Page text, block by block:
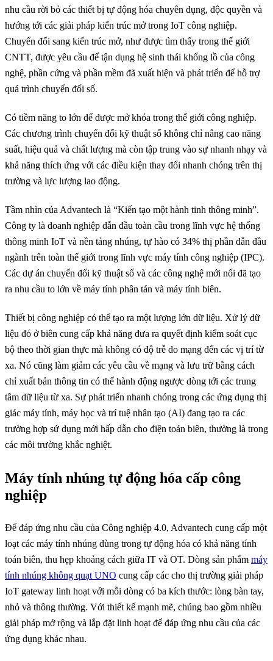
nhu cầu rời bỏ các thiết bị tự động hóa chuyên dụng, độc quyền và
hướng tới các giải pháp kiến trúc mở trong IoT công nghiệp.
Chuyển đổi sang kiến trúc mở, như được tìm thấy trong thế giới
CNTT, được yêu cầu để tận dụng hệ sinh thái khổng lồ của công
nghệ, phần cứng và phần mềm đã xuất hiện và phát triển để hỗ trợ
quá trình chuyển đổi số.
Có tiềm năng to lớn để được mở khóa trong thế giới công nghiệp.
Các chương trình chuyển đổi kỹ thuật số không chỉ nâng cao năng
suất, hiệu quả và chất lượng mà còn tập trung vào sự nhanh nhạy và
khả năng thích ứng với các điều kiện thay đổi nhanh chóng trên thị
trường và lực lượng lao động.
Tầm nhìn của Advantech là “Kiến tạo một hành tinh thông minh”.
Công ty là doanh nghiệp dẫn đầu toàn cầu trong lĩnh vực hệ thống
thông minh IoT và nền tảng nhúng, tự hào có 34% thị phần dẫn đầu
ngành trên toàn thế giới trong lĩnh vực máy tính công nghiệp (IPC).
Các dự án chuyển đổi kỹ thuật số và các công nghệ mới nổi đã tạo
ra nhu cầu to lớn về máy tính phân tán và máy tính biên.
Thiết bị công nghiệp có thể tạo ra một lượng lớn dữ liệu. Xử lý dữ
liệu đó ở biên cung cấp khả năng đưa ra quyết định kiểm soát cục
bộ theo thời gian thực mà không có độ trễ do mạng đến các vị trí từ
xa. Nó cũng làm giảm các yêu cầu về mạng và lưu trữ bằng cách
chỉ xuất bản thông tin có thể hành động ngược dòng tới các trung
tâm dữ liệu từ xa. Sự phát triển nhanh chóng trong các ứng dụng thị
giác máy tính, máy học và trí tuệ nhân tạo (AI) đang tạo ra các
trường hợp sử dụng mới hấp dẫn cho điện toán biên, thường là trong
các môi trường khắc nghiệt.
Máy tính nhúng tự động hóa cấp công
nghiệp
Để đáp ứng nhu cầu của Công nghiệp 4.0, Advantech cung cấp một
loạt các máy tính nhúng dùng trong tự động hóa có khả năng tính
toán biên, thu hẹp khoảng cách giữa IT và OT. Dòng sản phẩm máy
tính nhúng không quạt UNO cung cấp các cho thị trường giải pháp
IoT gateway linh hoạt với mỗi dòng có ba kích thước: lòng bàn tay,
nhỏ và thông thường. Với thiết kế mạnh mẽ, chúng bao gồm nhiều
giải pháp mở rộng và lắp đặt linh hoạt để đáp ứng nhu cầu của các
ứng dụng khác nhau.